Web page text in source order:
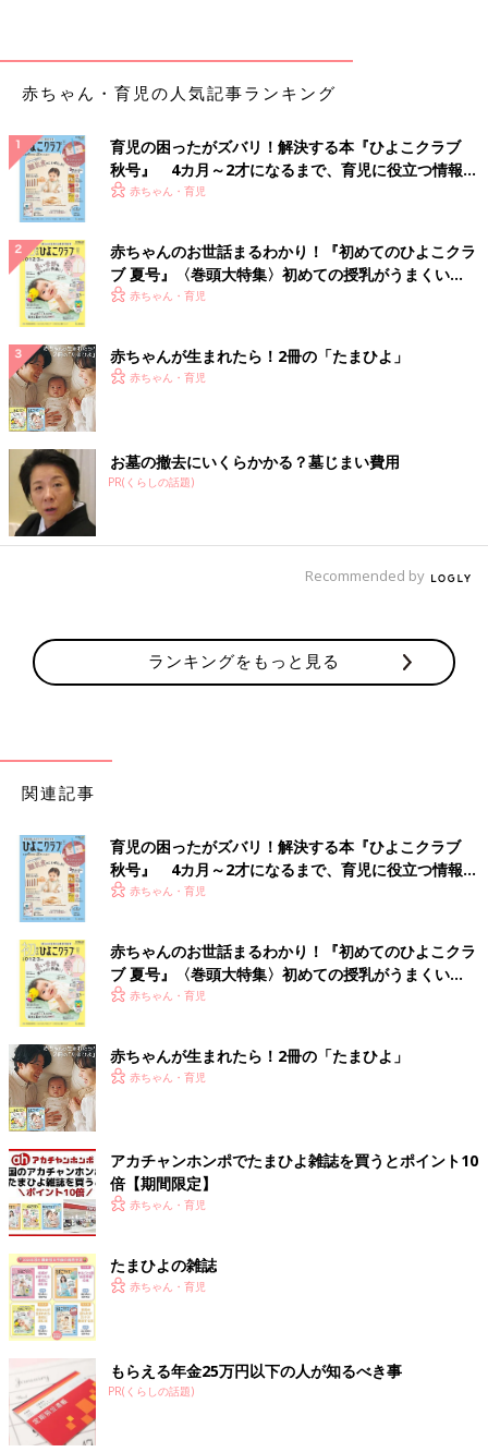
赤ちゃん・育児の人気記事ランキング
育児の困ったがズバリ！解決する本『ひよこクラブ
秋号』 4カ月～2才になるまで、育児に役立つ情報が
いっぱい！
赤ちゃん・育児
赤ちゃんのお世話まるわかり！『初めてのひよこクラ
ブ 夏号』〈巻頭大特集〉初めての授乳がうまくい
く！ おっぱい・ミルクの基本と夏のトラブル 解決テ
赤ちゃん・育児
赤ちゃんが生まれたら！2冊の「たまひよ」
赤ちゃん・育児
お墓の撤去にいくらかかる？墓じまい費用
PR(くらしの話題)
Recommended by
ランキングをもっと見る
関連記事
育児の困ったがズバリ！解決する本『ひよこクラブ
秋号』 4カ月～2才になるまで、育児に役立つ情報が
いっぱい！
赤ちゃん・育児
赤ちゃんのお世話まるわかり！『初めてのひよこクラ
ブ 夏号』〈巻頭大特集〉初めての授乳がうまくい
く！ おっぱい・ミルクの基本と夏のトラブル 解決テ
赤ちゃん・育児
赤ちゃんが生まれたら！2冊の「たまひよ」
赤ちゃん・育児
アカチャンホンポでたまひよ雑誌を買うとポイント10
倍【期間限定】
赤ちゃん・育児
たまひよの雑誌
赤ちゃん・育児
もらえる年金25万円以下の人が知るべき事
PR(くらしの話題)